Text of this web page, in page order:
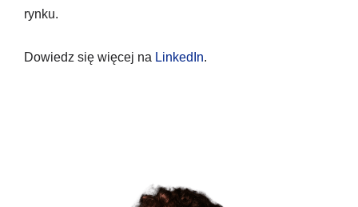
rynku.
Dowiedz się więcej na LinkedIn.